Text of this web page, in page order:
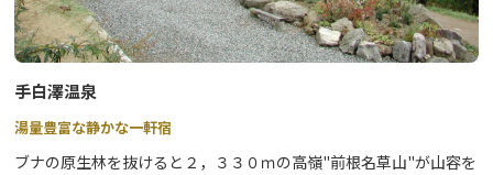
手白澤温泉
湯量豊富な静かな一軒宿
ブナの原生林を抜けると２，３３０ｍの高嶺"前根名草山"が山容を